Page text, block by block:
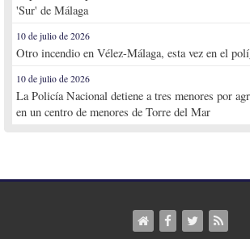
'Sur' de Málaga
10 de julio de 2026
Otro incendio en Vélez-Málaga, esta vez en el
10 de julio de 2026
La Policía Nacional detiene a tres menores por
en un centro de menores de Torre del Mar